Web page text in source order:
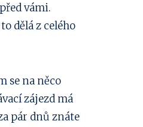
vámi.
dělá z celého
se na něco
zájezd má
pár dnů znáte